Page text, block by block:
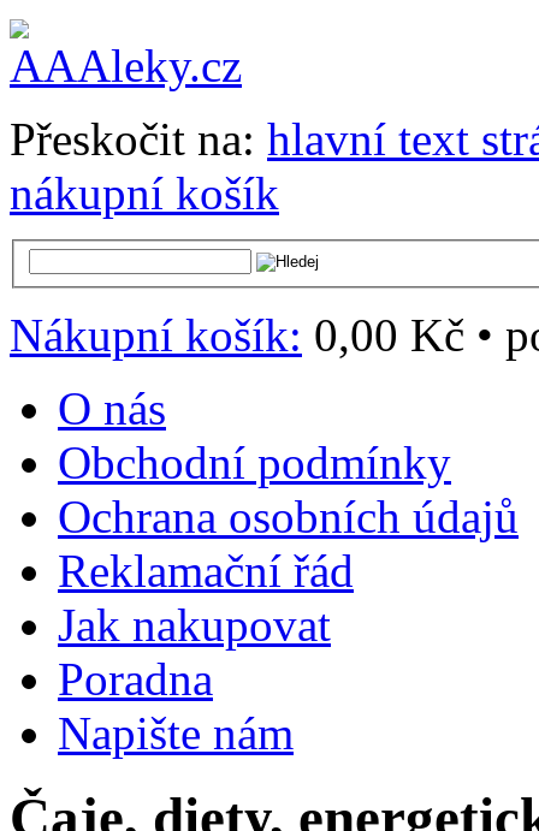
Přeskočit na: hlavní text
nákupní košík
Nákupní košík: 0,00 Kč •
O nás
Obchodní podmínky
Ochrana osobních údajů
Reklamační řád
Jak nakupovat
Poradna
Napište nám
Čaje, diety,